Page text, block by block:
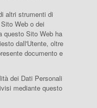
altri strumenti di
Web o dei
questo Sito Web ha
dall'Utente, oltre
documento e
dei Dati Personali
mediante questo